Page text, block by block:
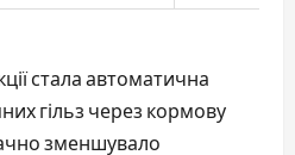
стала автоматична
гільз через кормову
зменшувало